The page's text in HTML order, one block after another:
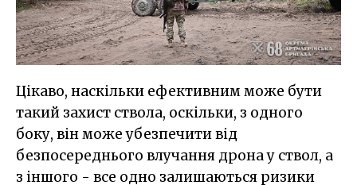
Цікаво, наскільки ефективним може бути
такий захист ствола, оскільки, з одного
боку, він може убезпечити від
безпосереднього влучання дрона у ствол, а
з іншого - все одно залишаються ризики